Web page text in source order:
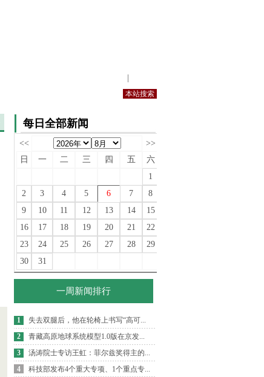
每日全部新闻
<<
>>
日
一 二 三 四 五
六
1
2
3 4 5 6 7
8
9
10 11 12 13 14
15
16
17 18 19 20 21
22
23
24 25 26 27 28
29
30
31
一周新闻排行
1
失去双腿后，他在轮椅上书写“高可...
2
青藏高原地球系统模型1.0版在京发...
3
汤涛院士专访王虹：菲尔兹奖得主的...
4
科技部发布4个重大专项、1个重点专...